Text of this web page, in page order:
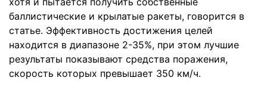
баллистические и крылатые ракеты, говорится в
статье. Эффективность достижения целей
находится в диапазоне 2-35%, при этом лучшие
результаты показывают средства поражения,
скорость которых превышает 350 км/ч.